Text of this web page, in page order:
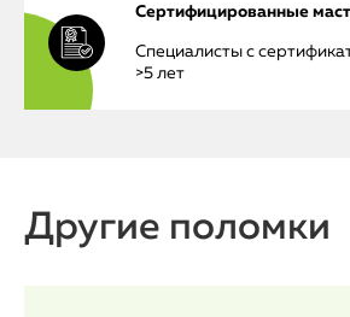
О нас
Контакты
Сертифицированные
Специалисты с
>5 лет
Другие поломки